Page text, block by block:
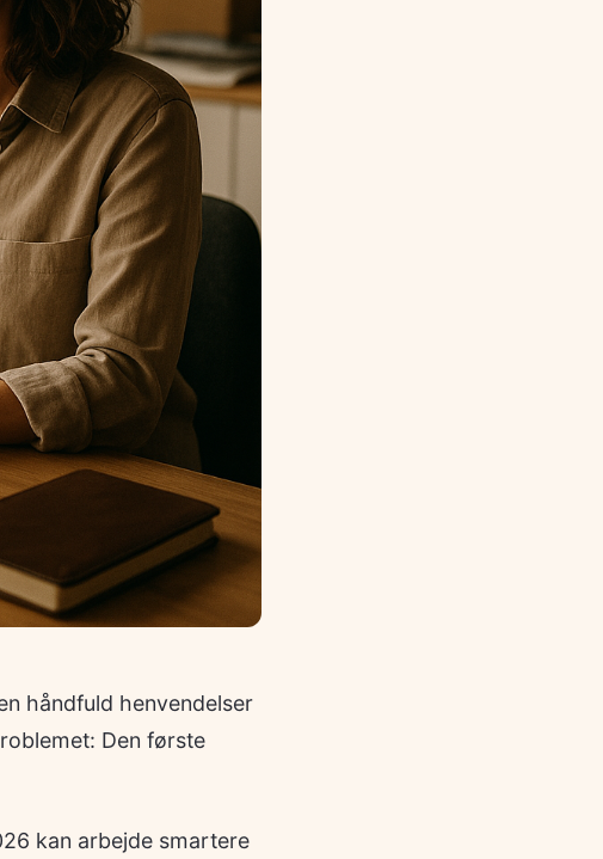
håndfuld henvendelser
Den første
kan arbejde smartere